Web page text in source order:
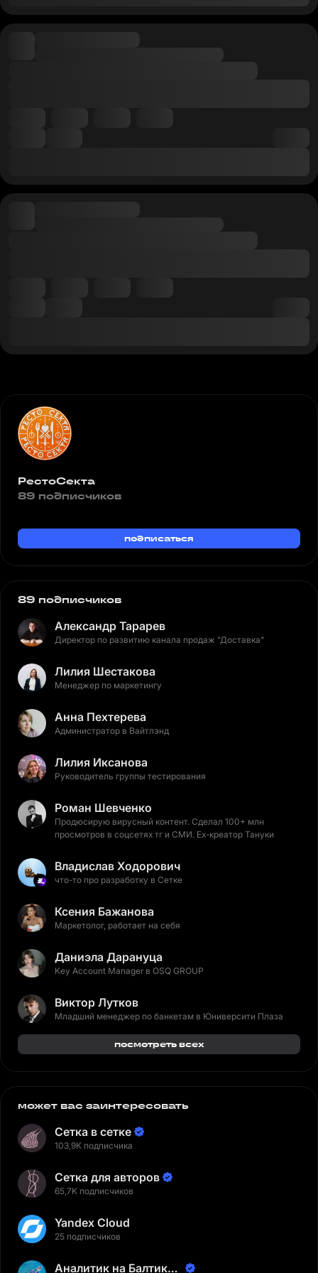
РестоСекта
89 подписчиков
подписаться
89 подписчиков
Александр Тарарев
Директор по развитию канала продаж "Доставка"
Лилия Шестакова
Менеджер по маркетингу
Анна Пехтерева
Администратор в Вайтлэнд
Лилия Иксанова
Руководитель группы тестирования
Роман Шевченко
Продюсирую вирусный контент. Сделал 100+ млн
просмотров в соцсетях тг и СМИ. Ex-креатор Тануки
Владислав Ходорович
что-то про разработку в Сетке
Ксения Бажанова
Маркетолог, работает на себя
Даниэла Дарануца
Key Account Manager в OSQ GROUP
Виктор Лутков
Младший менеджер по банкетам в Юниверсити Плаза
посмотреть всех
может вас заинтересовать
Сетка в сетке
103,9K подписчика
Сетка для авторов
65,7K подписчиков
Yandex Cloud
25 подписчиков
Аналитик на Балтике |